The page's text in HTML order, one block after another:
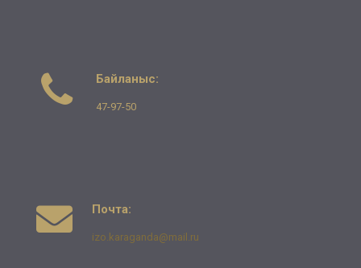
Байланыс:
47-97-50
Почта:
izo.karaganda@mail.ru